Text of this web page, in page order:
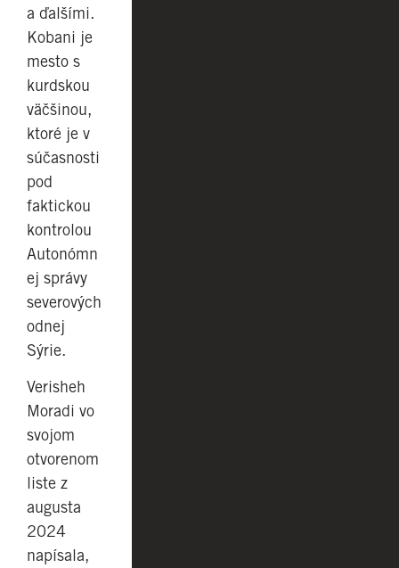
a ďalšími.
Kobani je
mesto s
kurdskou
väčšinou,
ktoré je v
súčasnosti
pod
faktickou
kontrolou
Autonómn
ej správy
severových
odnej
Sýrie.
Verisheh
Moradi vo
svojom
otvorenom
liste z
augusta
2024
napísala,